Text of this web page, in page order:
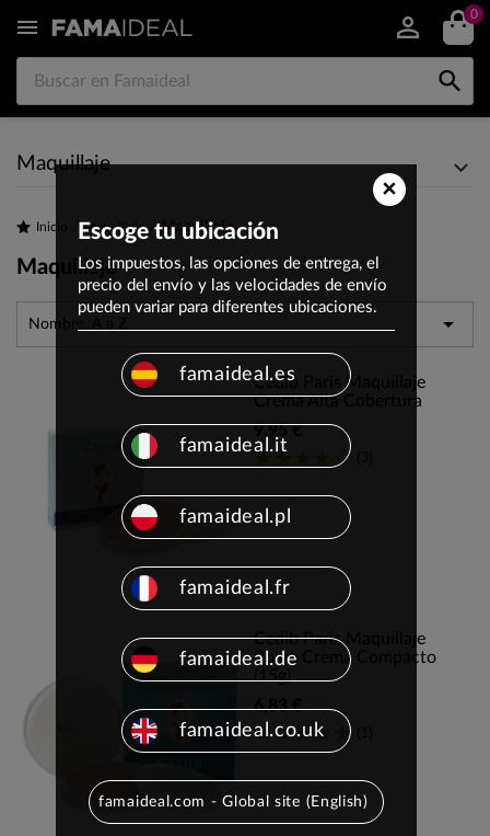
 0

Maquillaje
Inicio Maquillaje Maquillaje
Maquillaje
Nombre, A a Z 
Cedib Paris Maquillaje
Crema Alta Cobertura
9,95 €
Cedib Paris Maquillaje
Polvo Crema Compacto
6,83 €
×
Escoge tu ubicación
Los impuestos, las opciones de entrega, el
precio del envío y las velocidades de envío
pueden variar para diferentes ubicaciones.
famaideal.es
famaideal.it
famaideal.pl
famaideal.fr
famaideal.de
famaideal.co.uk
famaideal.com - Global site (English)